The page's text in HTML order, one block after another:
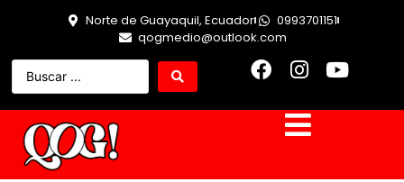
Norte de Guayaquil, Ecuador
0993701151
qogmedio@outlook.com